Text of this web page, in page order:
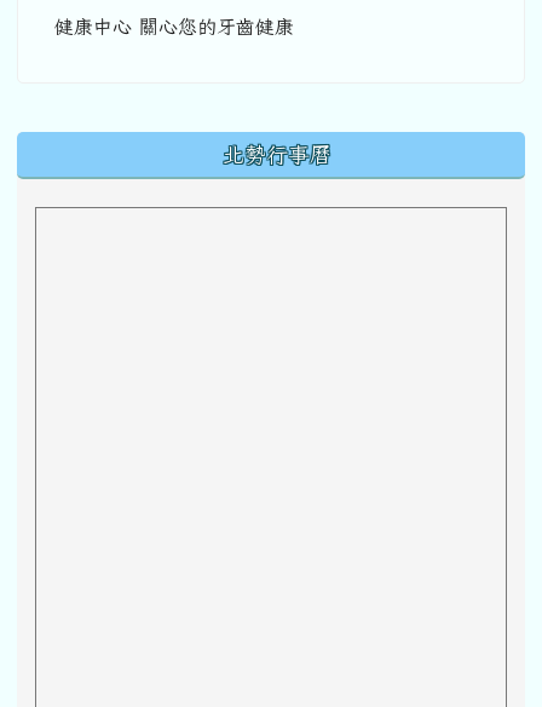
健康中心 關心您的牙齒健康
北勢行事曆